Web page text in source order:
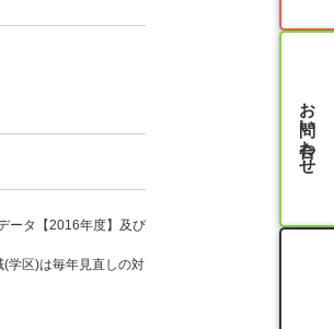
ータ【2016年度】及び
学区)は毎年見直しの対
お問い合わせ